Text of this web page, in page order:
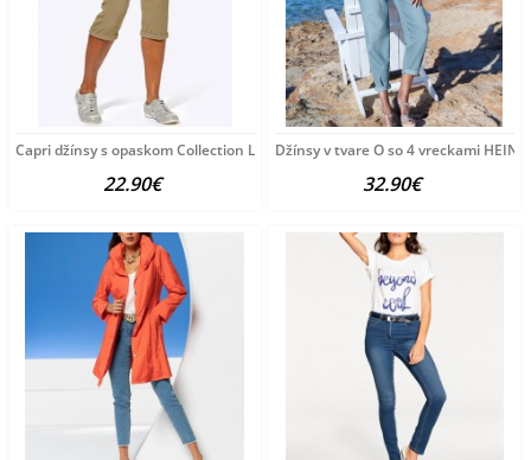
Capri džínsy s opaskom Collection L, pieskové
22.90€
Džínsy v tvare O so 4 vreckami
32.90€